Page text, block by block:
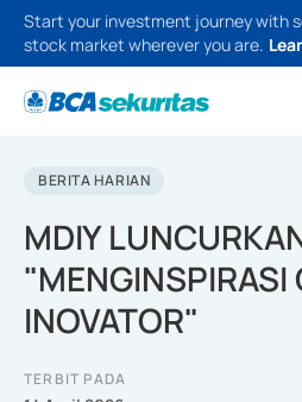
Start your investment journey with
stock market wherever you are.
BERITA HARIAN
MDIY
"MENGINSPIRASI
INOVATOR"
TERBIT PADA